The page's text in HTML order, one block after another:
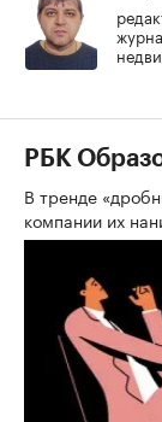
РБК
В тренде
компании их